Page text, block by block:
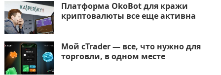
Платформа OkoBot для кражи
криптовалюты все еще активна
Мой cTrader — все, что нужно для
торговли, в одном месте